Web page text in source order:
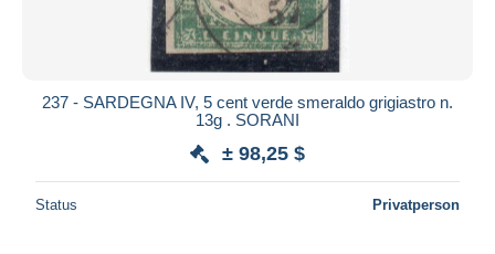
237 - SARDEGNA IV, 5 cent verde smeraldo grigiastro n.
13g . SORANI
± 98,25 $
Status Privatperson